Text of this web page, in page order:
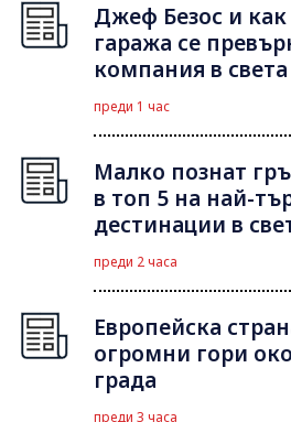
Джеф Безос и
гаража се
компания в
преди 1 час
Малко познат
в топ 5 на най-
дестинации в
преди 2 часа
Европейска
огромни гори
града
преди 3 часа